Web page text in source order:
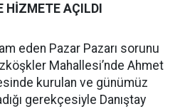
HİZMETE AÇILDI
eden Pazar Pazarı sorunu
Mahallesi’nde Ahmet
kurulan ve günümüz
gerekçesiyle Danıştay